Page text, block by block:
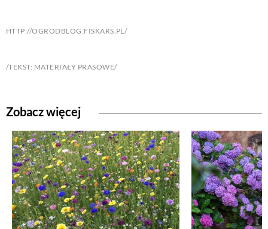
HTTP://OGRODBLOG.FISKARS.PL/
/TEKST: MATERIAŁY PRASOWE/
Zobacz więcej